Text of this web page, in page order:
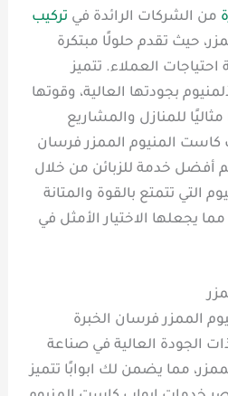
من الشركات الرائدة في تركيب
حيث تقدم حلولًا مبتكرة
العملاء. تتميز
بجودتها العالية، وقوتها
مثاليًا للمنازل والمشاريع
كاست المنيوم الممزر فرسان
أفضل خدمة للزبائن من خلال
التي تتمتع بالقوة والمتانة
يجعلها الاختيار الأمثل في
الممزر فرسان الخبرة
الجودة العالية في صناعة
مما يضمن لك ابوابًا تتميز